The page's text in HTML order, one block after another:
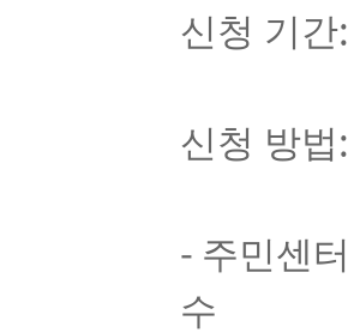
신청 기간:
신청 방법:
- 주민센터
수